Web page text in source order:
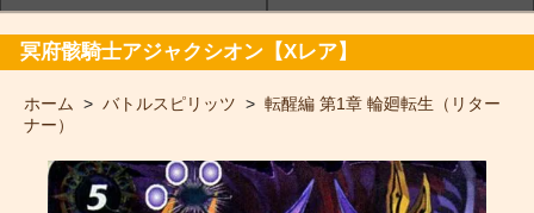
冥府骸騎士アジャクシオン【Xレア】
ホーム > バトルスピリッツ > 転醒編 第1章 輪廻転生（リター
ナー）